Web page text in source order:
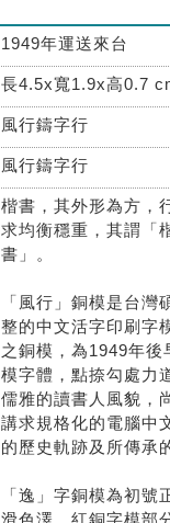
1949年運送來台
長4.5x寬1.9x高0.7
風行鑄字行
風行鑄字行
楷書，其外形為方，
求均衡穩重，其謂「
書」。
「風行」銅模是台
整的中文活字印刷字
之銅模，為1949年
模字體，點捺勾處力
儒雅的讀書人風貌，
講求規格化的電腦中
的歷史軌跡及所傳承
「逸」字銅模為初
滑色澤，紅銅字模部